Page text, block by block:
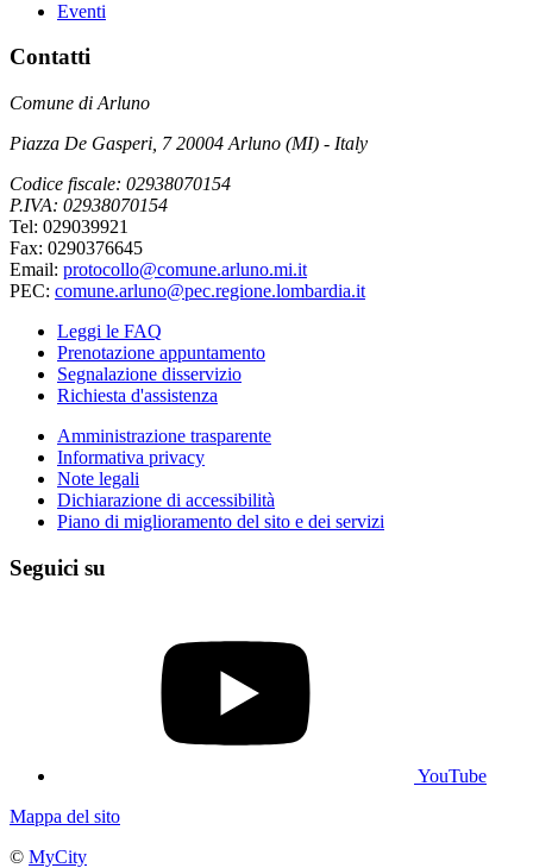
Eventi
Contatti
Comune di Arluno
Piazza De Gasperi, 7 20004 Arluno (MI) - Italy
Codice fiscale: 02938070154
P.IVA: 02938070154
Tel: 029039921
Fax: 0290376645
Email: protocollo@comune.arluno.mi.it
PEC: comune.arluno@pec.regione.lombardia.it
Leggi le FAQ
Prenotazione appuntamento
Segnalazione disservizio
Richiesta d'assistenza
Amministrazione trasparente
Informativa privacy
Note legali
Dichiarazione di accessibilità
Piano di miglioramento del sito e dei servizi
Seguici su
YouTube
Mappa del sito
© MyCity